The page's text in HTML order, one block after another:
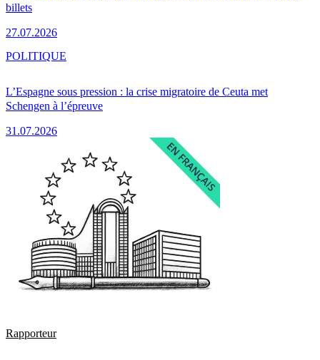
billets
27.07.2026
L’Espagne sous pression : la crise migratoire de Ceuta met
Schengen à l’épreuve
31.07.2026
POLITIQUE
Rapporteur